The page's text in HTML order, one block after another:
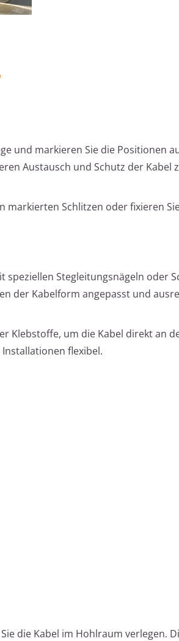
und markieren Sie die Positionen
Austausch und Schutz der Kabel
markierten Schlitzen oder fixieren
speziellen Stegleitungsnägeln oder
der Kabelform angepasst und
Klebstoffe, um die Kabel direkt an
flexibel.
die Kabel im Hohlraum verlegen.